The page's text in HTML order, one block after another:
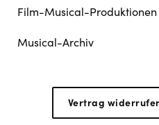
Film-Musical-Produktionen
Musical-Archiv
Vertrag